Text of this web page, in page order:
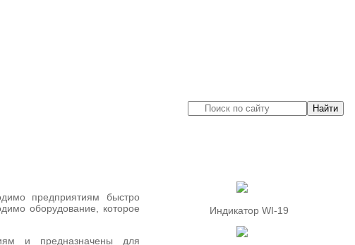
предприятиям быстро
оборудование, которое
и предназначены для
Индикатор WI-19